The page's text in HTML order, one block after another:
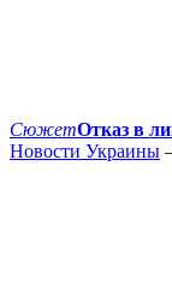
СюжетОтказ в
Новости Украины